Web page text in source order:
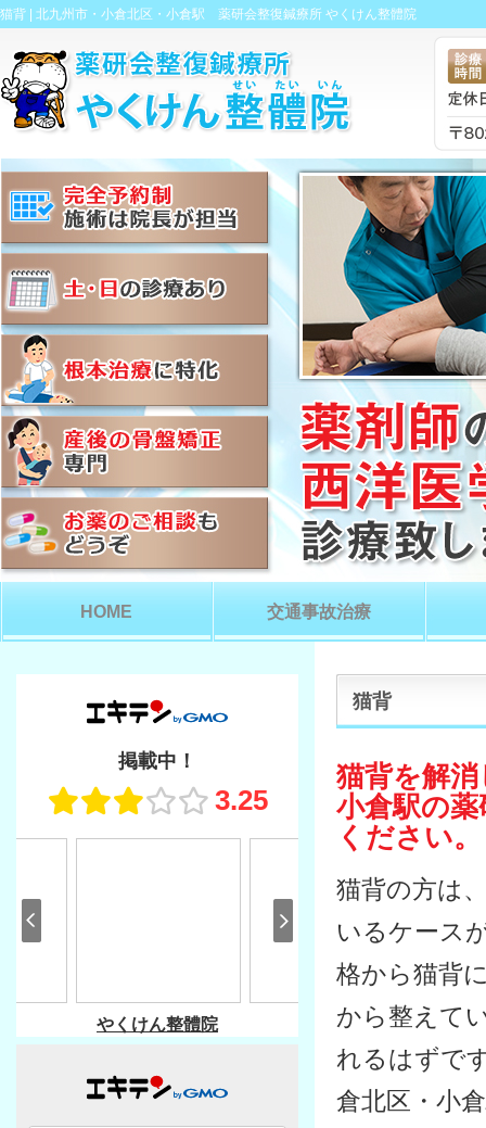
猫背 | 北九州市・小倉北区・小倉駅 薬研会整復鍼療所 やくけん整體院
HOME 交通事故治療
猫背
猫背を解
小倉駅の
ください。
猫背の方は
いるケース
格から猫背
から整えて
れるはずで
倉北区・小